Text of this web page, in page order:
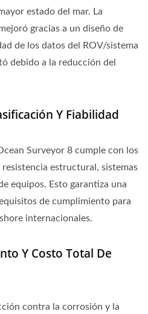
estado del mar. La
gracias a un diseño de
de los datos del ROV/sistema
debido a la reducción del
Y Fiabilidad
Surveyor 8 cumple con los
resistencia estructural, sistemas
equipos. Esto garantiza una
de cumplimiento para
internacionales.
Y Costo Total De
contra la corrosión y la